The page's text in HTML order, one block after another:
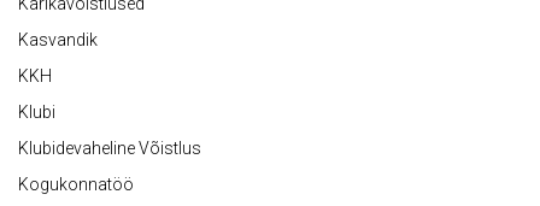
Kasvandik
KKH
Klubi
Klubidevaheline Võistlus
Kogukonnatöö